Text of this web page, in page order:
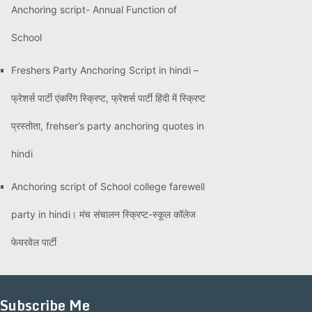
Anchoring script- Annual Function of
School
Freshers Party Anchoring Script in hindi –
फ्रेशर्स पार्टी एंकरिंग स्क्रिप्ट, फ्रेशर्स पार्टी हिंदी में स्क्रिप्ट
प्रस्तोता, frehser’s party anchoring quotes in
hindi
Anchoring script of School college farewell
party in hindi। मंच संचालन स्क्रिप्ट-स्कूल कॉलेज
फेयरवेल पार्टी
Subscribe Me